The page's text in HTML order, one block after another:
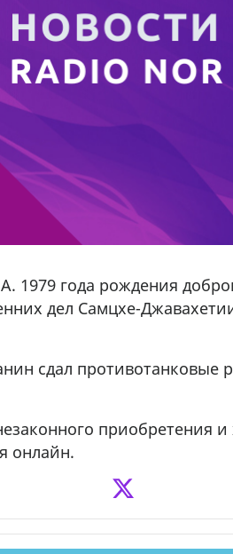
1979 года рождения
дел Самцхе-
сдал противотанковые
приобретения
онлайн.